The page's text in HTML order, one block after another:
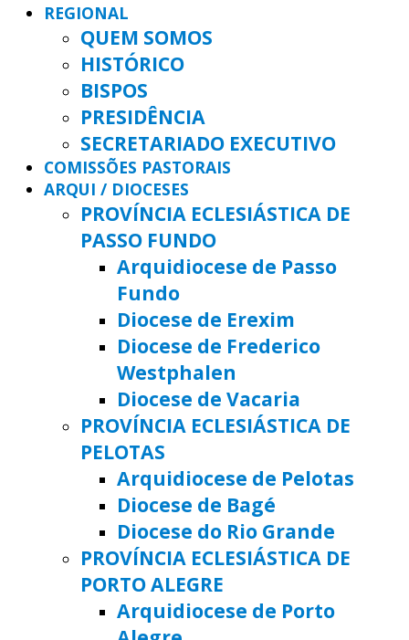
REGIONAL
QUEM SOMOS
HISTÓRICO
BISPOS
PRESIDÊNCIA
SECRETARIADO EXECUTIVO
COMISSÕES PASTORAIS
ARQUI / DIOCESES
PROVÍNCIA ECLESIÁSTICA DE
PASSO FUNDO
Arquidiocese de Passo
Fundo
Diocese de Erexim
Diocese de Frederico
Westphalen
Diocese de Vacaria
PROVÍNCIA ECLESIÁSTICA DE
PELOTAS
Arquidiocese de Pelotas
Diocese de Bagé
Diocese do Rio Grande
PROVÍNCIA ECLESIÁSTICA DE
PORTO ALEGRE
Arquidiocese de Porto